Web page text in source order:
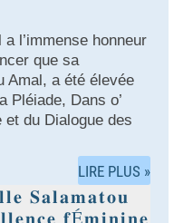
a l’immense honneur
que sa
Amal, a été élevée
Pléiade, Dans o’
du Dialogue des
LIRE PLUS »
𝐒𝐚𝐥𝐚𝐦𝐚𝐭𝐨𝐮